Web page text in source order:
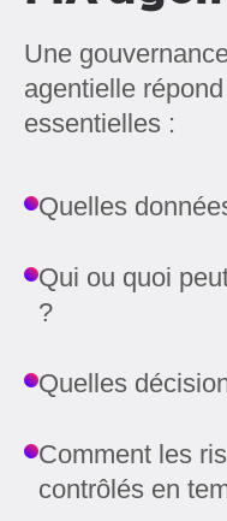
Une
agentielle
essentielles :
Quelles
Qui ou quoi
?
Quelles
Comment les
contrôlés en